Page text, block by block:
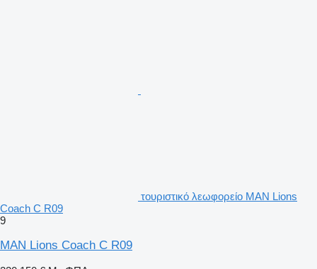
τουριστικό λεωφορείο MAN Lions
Coach C R09
9
MAN Lions Coach C R09